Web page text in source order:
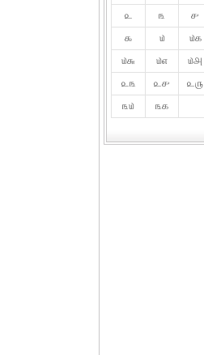
௨
௩ ௪
௯
௰ ௰௧
௰௬
௰௭ ௰௮
௨௩
௨௪ ௨௫
௩௰
௩௧